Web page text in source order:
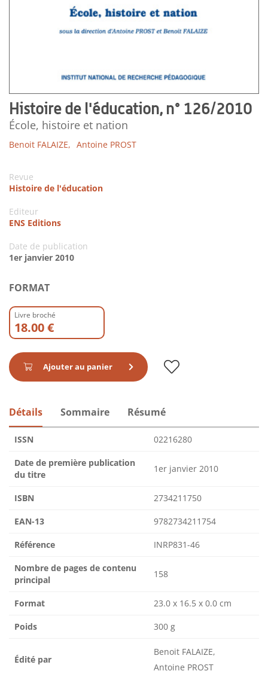
Histoire de l'éducation, n° 126/2010
École, histoire et nation
Benoit FALAIZE, Antoine PROST
Revue
Histoire de l'éducation
Editeur
ENS Editions
Date de publication
1er janvier 2010
FORMAT
Livre broché
18.00 €
Ajouter au panier
Détails Sommaire Résumé
ISSN 02216280
Date de première publication
du titre
1er janvier 2010
ISBN 2734211750
EAN-13 9782734211754
Référence INRP831-46
Nombre de pages de contenu
principal
158
Format 23.0 x 16.5 x 0.0 cm
Poids 300 g
Édité par
Benoit FALAIZE,
Antoine PROST